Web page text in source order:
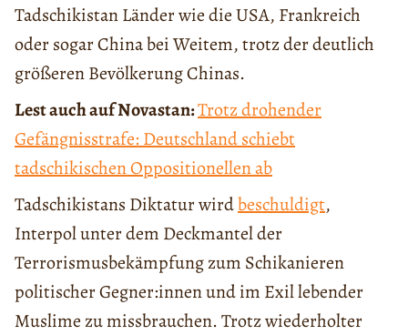
Tadschikistan Länder wie die USA, Frankreich
oder sogar China bei Weitem, trotz der deutlich
größeren Bevölkerung Chinas.
Lest auch auf Novastan:Trotz drohender
Gefängnisstrafe: Deutschland schiebt
tadschikischen Oppositionellen ab
Tadschikistans Diktatur wirdbeschuldigt,
Interpol unter dem Deckmantel der
Terrorismusbekämpfung zum Schikanieren
politischer Gegner:innen und im Exil lebender
Muslime zu missbrauchen. Trotz wiederholter